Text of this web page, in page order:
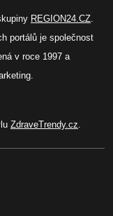
REGION24.CZ.
portálů je společnost
v roce 1997 a
ZdraveTrendy.cz.